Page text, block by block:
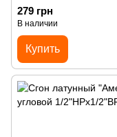
279 грн
В наличии
Купить